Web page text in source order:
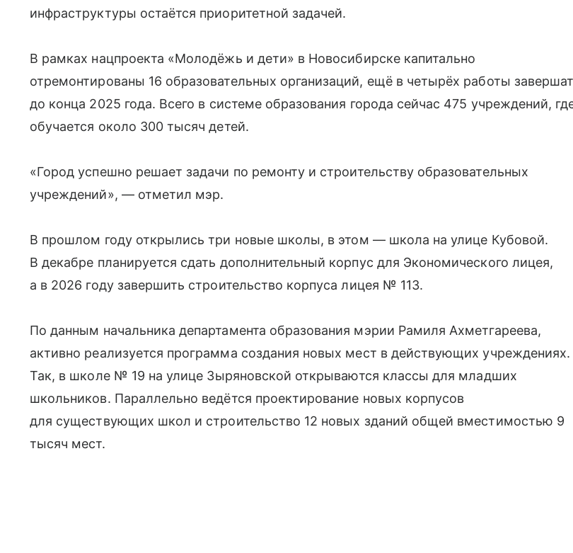
инфраструктуры остаётся приоритетной задачей.
В рамках нацпроекта «Молодёжь и дети» в Новосибирске капитально
отремонтированы 16 образовательных организаций, ещё в четырёх работы завершат
до конца 2025 года. Всего в системе образования города сейчас 475 учреждений,
обучается около 300 тысяч детей.
«Город успешно решает задачи по ремонту и строительству образовательных
учреждений», — отметил мэр.
В прошлом году открылись три новые школы, в этом — школа на улице Кубовой.
В декабре планируется сдать дополнительный корпус для Экономического лицея,
а в 2026 году завершить строительство корпуса лицея № 113.
По данным начальника департамента образования мэрии Рамиля Ахметгареева,
активно реализуется программа создания новых мест в действующих учреждениях.
Так, в школе № 19 на улице Зыряновской открываются классы для младших
школьников. Параллельно ведётся проектирование новых корпусов
для существующих школ и строительство 12 новых зданий общей вместимостью 9
тысяч мест.